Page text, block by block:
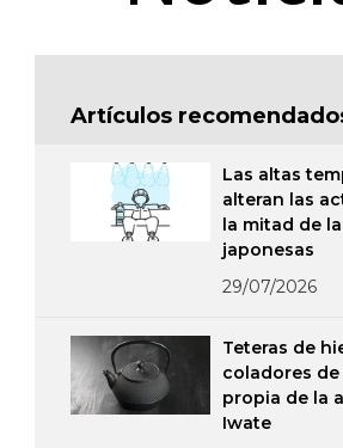
繁體字
العربية
Русский
Blog
Tokio
Artículos
Las altas
alteran las
la mitad de
japonesas
29/07/2026
Teteras de
coladores de
propia de la
Iwate